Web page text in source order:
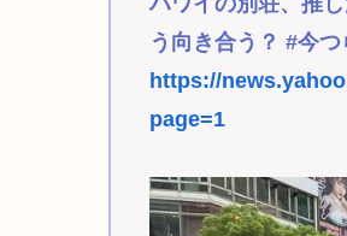
う向き合う？ #今
https://
page=1